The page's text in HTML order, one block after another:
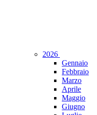
2026
Gennaio
Febbraio
Marzo
Aprile
Maggio
Giugno